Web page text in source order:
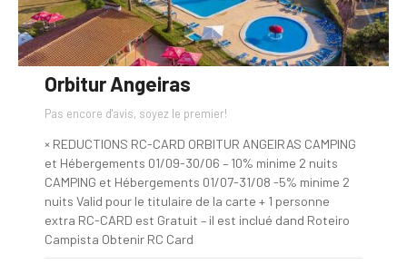
Orbitur Angeiras
Pas encore d'avis, soyez le premier!
× REDUCTIONS RC-CARD ORBITUR ANGEIRAS CAMPING
et Hébergements 01/09-30/06 – 10% minime 2 nuits
CAMPING et Hébergements 01/07-31/08 -5% minime 2
nuits Valid pour le titulaire de la carte + 1 personne
extra RC-CARD est Gratuit – il est inclué dand Roteiro
Campista Obtenir RC Card